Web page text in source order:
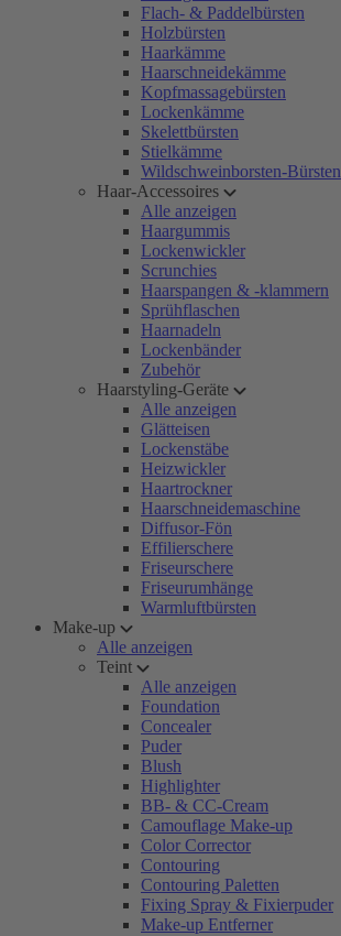
Flach- & Paddelbürsten
Holzbürsten
Haarkämme
Haarschneidekämme
Kopfmassagebürsten
Lockenkämme
Skelettbürsten
Stielkämme
Wildschweinborsten-Bürsten
Haar-Accessoires
Alle anzeigen
Haargummis
Lockenwickler
Scrunchies
Haarspangen & -klammern
Sprühflaschen
Haarnadeln
Lockenbänder
Zubehör
Haarstyling-Geräte
Alle anzeigen
Glätteisen
Lockenstäbe
Heizwickler
Haartrockner
Haarschneidemaschine
Diffusor-Fön
Effilierschere
Friseurschere
Friseurumhänge
Warmluftbürsten
Make-up
Alle anzeigen
Teint
Alle anzeigen
Foundation
Concealer
Puder
Blush
Highlighter
BB- & CC-Cream
Camouflage Make-up
Color Corrector
Contouring
Contouring Paletten
Fixing Spray & Fixierpuder
Make-up Entferner